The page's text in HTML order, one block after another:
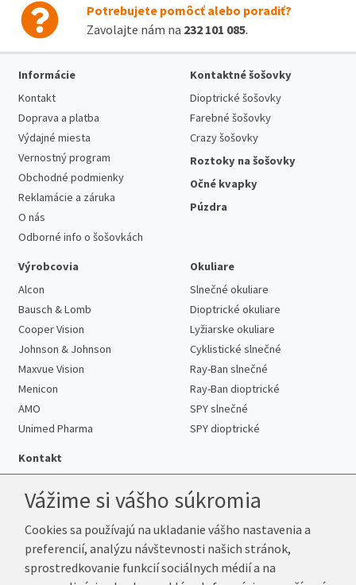
Potrebujete pomôcť alebo poradiť?
Zavolajte nám na 232 101 085.
Informácie
Kontakt
Doprava a platba
Výdajné miesta
Vernostný program
Obchodné podmienky
Reklamácie a záruka
O nás
Odborné info o šošovkách
Kontaktné šošovky
Dioptrické šošovky
Farebné šošovky
Crazy šošovky
Roztoky na šošovky
Očné kvapky
Púzdra
Výrobcovia
Alcon
Bausch & Lomb
Cooper Vision
Johnson & Johnson
Maxvue Vision
Menicon
AMO
Unimed Pharma
Okuliare
Slnečné okuliare
Dioptrické okuliare
Lyžiarske okuliare
Cyklistické slnečné
Ray-Ban slnečné
Ray-Ban dioptrické
SPY slnečné
SPY dioptrické
Kontakt
Telefón:+421 222 205 863
E-mail:info@k-sosovky.sk
Reklamačná adresa
Vážime si vášho súkromia
Cookies sa používajú na ukladanie vášho nastavenia a
preferencií, analýzu návštevnosti našich stránok,
sprostredkovanie funkcií sociálnych médií a na